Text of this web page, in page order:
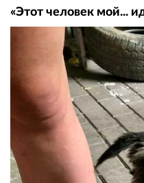
«Этот человек мой...